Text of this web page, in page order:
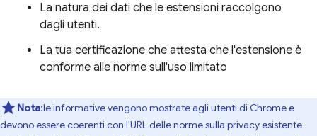
La natura dei dati che le estensioni raccolgono
dagli utenti.
La tua certificazione che attesta che l'estensione è
conforme alle norme sull'uso limitato
Nota:le informative vengono mostrate agli utenti di Chrome e
devono essere coerenti con l'URL delle norme sulla privacy esistente